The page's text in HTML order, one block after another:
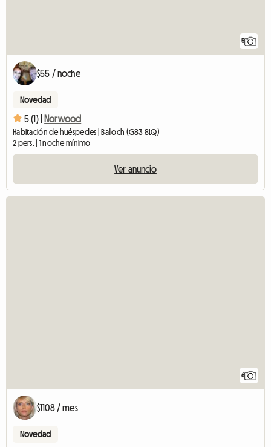
5
$55 / noche
Novedad
5 (1) | Norwood
Habitación de huéspedes | Balloch (G83 8LQ)
2 pers. | 1 noche mínimo
Ver anuncio
6
$1108 / mes
Novedad